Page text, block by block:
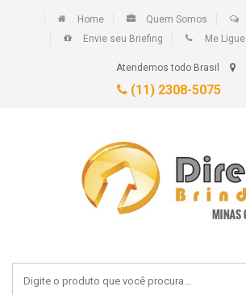
Home Quem Somos
Envie seu Briefing
Me Ligue
Atendemos todo Brasil
(11) 2308-5075